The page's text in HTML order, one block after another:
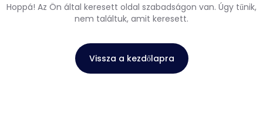
Hoppá! Az Ön által keresett oldal szabadságon van. Úgy tűnik,
nem találtuk, amit keresett.
Vissza a kezdőlapra